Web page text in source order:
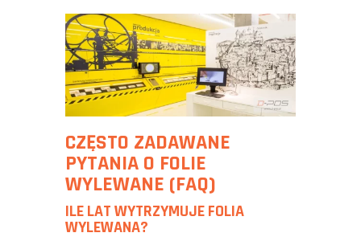
CZĘSTO ZADAWANE
PYTANIA O FOLIE
WYLEWANE (FAQ)
ILE LAT WYTRZYMUJE FOLIA
WYLEWANA?